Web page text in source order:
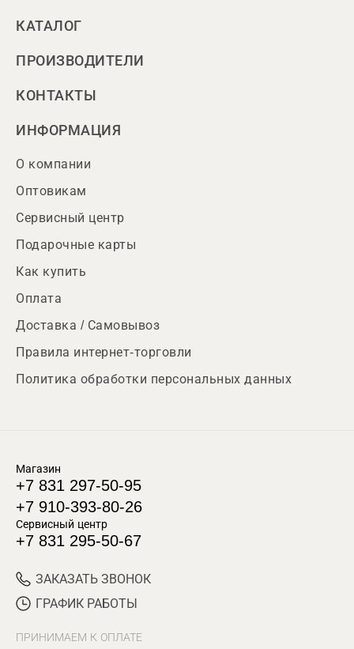
КАТАЛОГ
ПРОИЗВОДИТЕЛИ
КОНТАКТЫ
ИНФОРМАЦИЯ
О компании
Оптовикам
Сервисный центр
Подарочные карты
Как купить
Оплата
Доставка / Самовывоз
Правила интернет-торговли
Политика обработки персональных данных
Магазин
+7 831 297-50-95
+7 910-393-80-26
Сервисный центр
+7 831 295-50-67
ЗАКАЗАТЬ ЗВОНОК
ГРАФИК РАБОТЫ
ПРИНИМАЕМ К ОПЛАТЕ